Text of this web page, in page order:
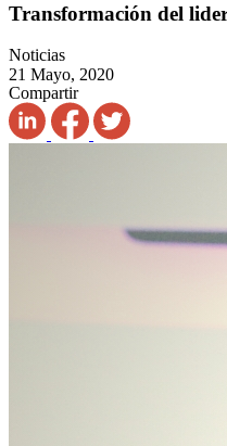
Transformación del
Noticias
21 Mayo, 2020
Compartir